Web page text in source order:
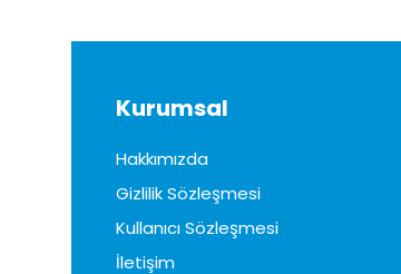
Kurumsal
Hakkımızda
Gizlilik Sözleşmesi
Kullanıcı Sözleşmesi
İletişim